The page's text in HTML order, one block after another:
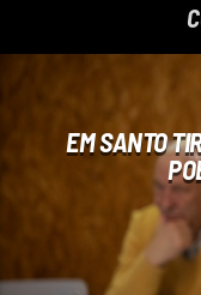
EM SANTO